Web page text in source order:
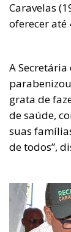
Caravelas
oferecer até
A Secretária
grata de
de saúde,
suas
de todos”,